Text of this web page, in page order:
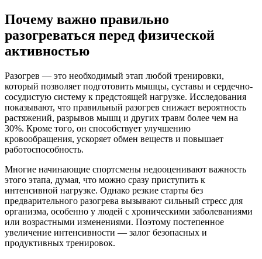
Почему важно правильно
разогреваться перед физической
активностью
Разогрев — это необходимый этап любой тренировки,
который позволяет подготовить мышцы, суставы и сердечно-
сосудистую систему к предстоящей нагрузке. Исследования
показывают, что правильный разогрев снижает вероятность
растяжений, разрывов мышц и других травм более чем на
30%. Кроме того, он способствует улучшению
кровообращения, ускоряет обмен веществ и повышает
работоспособность.
Многие начинающие спортсмены недооценивают важность
этого этапа, думая, что можно сразу приступить к
интенсивной нагрузке. Однако резкие старты без
предварительного разогрева вызывают сильный стресс для
организма, особенно у людей с хроническими заболеваниями
или возрастными изменениями. Поэтому постепенное
увеличение интенсивности — залог безопасных и
продуктивных тренировок.